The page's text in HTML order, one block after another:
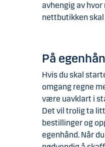
avhengig av
nettbutikken
På
Hvis du skal
omgang regne
være uavklart i
Det vil trolig ta
bestillinger og
egenhånd. Når